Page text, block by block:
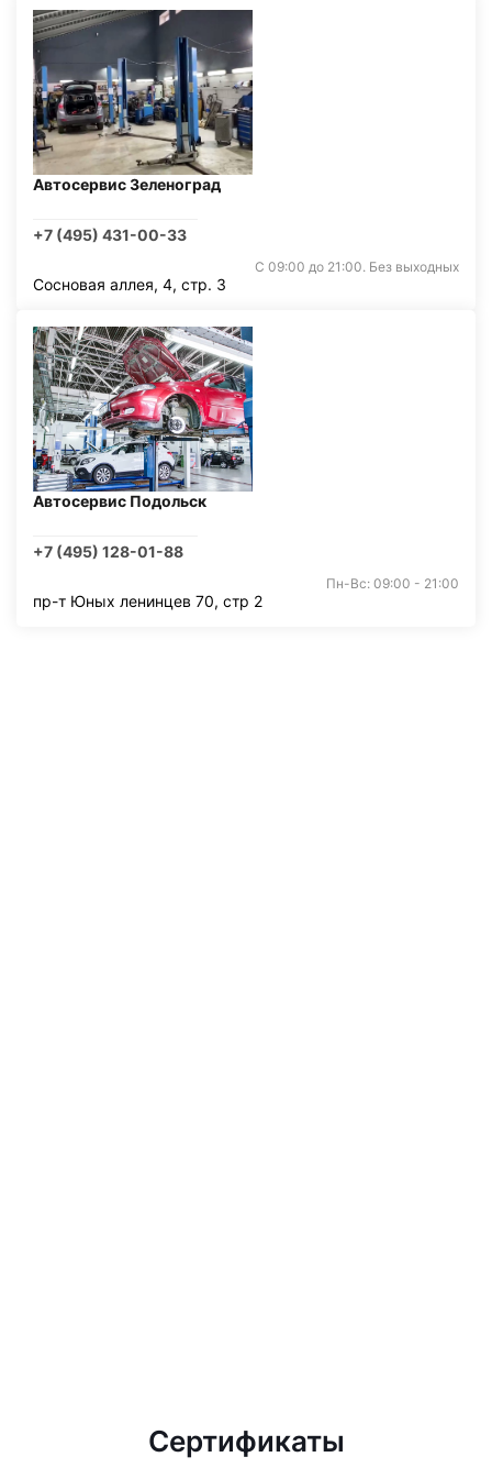
Автосервис Зеленоград
+7 (495) 431-00-33
С 09:00 до 21:00. Без выходных
Сосновая аллея, 4, стр. 3
Автосервис Подольск
+7 (495) 128-01-88
Пн-Вс: 09:00 - 21:00
пр-т Юных ленинцев 70, стр 2
Сертификаты